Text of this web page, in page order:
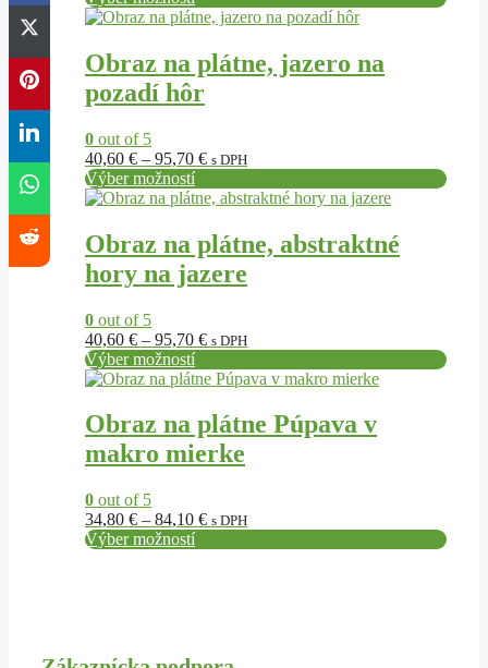
34,80 €
84,10 €
Obraz na plátne, jazero na
pozadí hôr
0 out of 5
40,60 € – 95,70 €Price
40,60 €
95,70 €
s DPH
Výber možností
Tento
má
viacero
variantov.
si
môžete
vybrať
na
stránke
produktu.
Obraz na plátne, abstraktné
hory na jazere
0 out of 5
40,60 € – 95,70 €Price
40,60 €
95,70 €
s DPH
Výber možností
Tento
má
viacero
variantov.
si
môžete
vybrať
na
stránke
produktu.
Obraz na plátne Púpava v
makro mierke
0 out of 5
34,80 € – 84,10 €Price
s DPH
Výber možností
Tento
má
viacero
variantov.
si
môžete
vybrať
na